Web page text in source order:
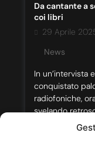
Da cantante a
coi libri
29 Aprile
News
In un’intervista
conquistato
radiofoniche,
svelando
note e parole.